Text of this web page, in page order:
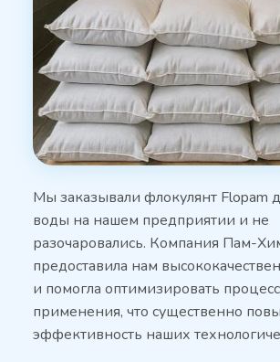
Мы заказывали флокулянт Flopam
воды на нашем предприятии и не
разочаровались. Компания Пам-
предоставила нам
и помогла оптимизировать
применения, что существенно
эффективность наших